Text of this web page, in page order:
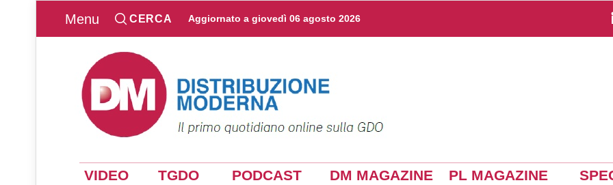
Menu CERCA Aggiornato a giovedì 06 agosto 2026
VIDEO TGDO PODCAST DM MAGAZINE PL MAGAZINE